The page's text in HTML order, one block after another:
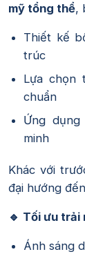
mỹ tổng thể,
Thiết kế
trúc
Lựa chọn
chuẩn
Ứng
minh
Khác với
đại hướng
🔹 Tối ưu trải
Ánh sáng